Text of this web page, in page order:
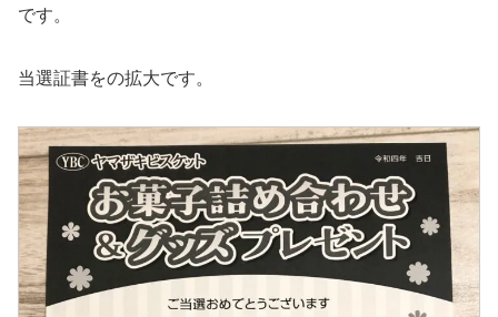
です。
当選証書をの拡大です。